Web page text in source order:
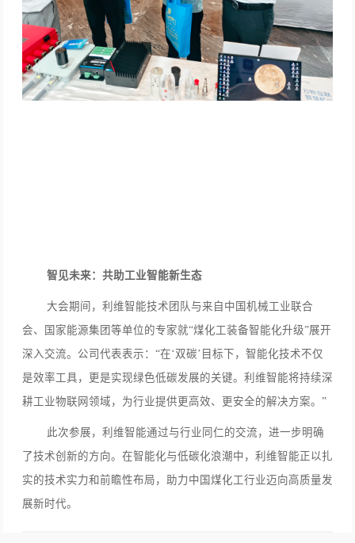
智见未来：共助工业智能新生态
大会期间，利维智能技术团队与来自中国机械工业联合
会、国家能源集团等单位的专家就“煤化工装备智能化升级”展开
深入交流。公司代表表示：“在‘双碳’目标下，智能化技术不仅
是效率工具，更是实现绿色低碳发展的关键。利维智能将持续深
耕工业物联网领域，为行业提供更高效、更安全的解决方案。”
此次参展，利维智能通过与行业同仁的交流，进一步明确
了技术创新的方向。在智能化与低碳化浪潮中，利维智能正以扎
实的技术实力和前瞻性布局，助力中国煤化工行业迈向高质量发
展新时代。